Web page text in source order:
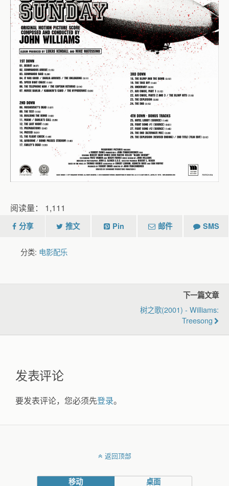
阅读量： 1,111
分享 推文 Pin 邮件 SMS
分类: 电影配乐
下一篇文章
树之歌(2001) - Williams:
Treesong
发表评论
要发表评论，您必须先登录。
返回顶部
移动 桌面